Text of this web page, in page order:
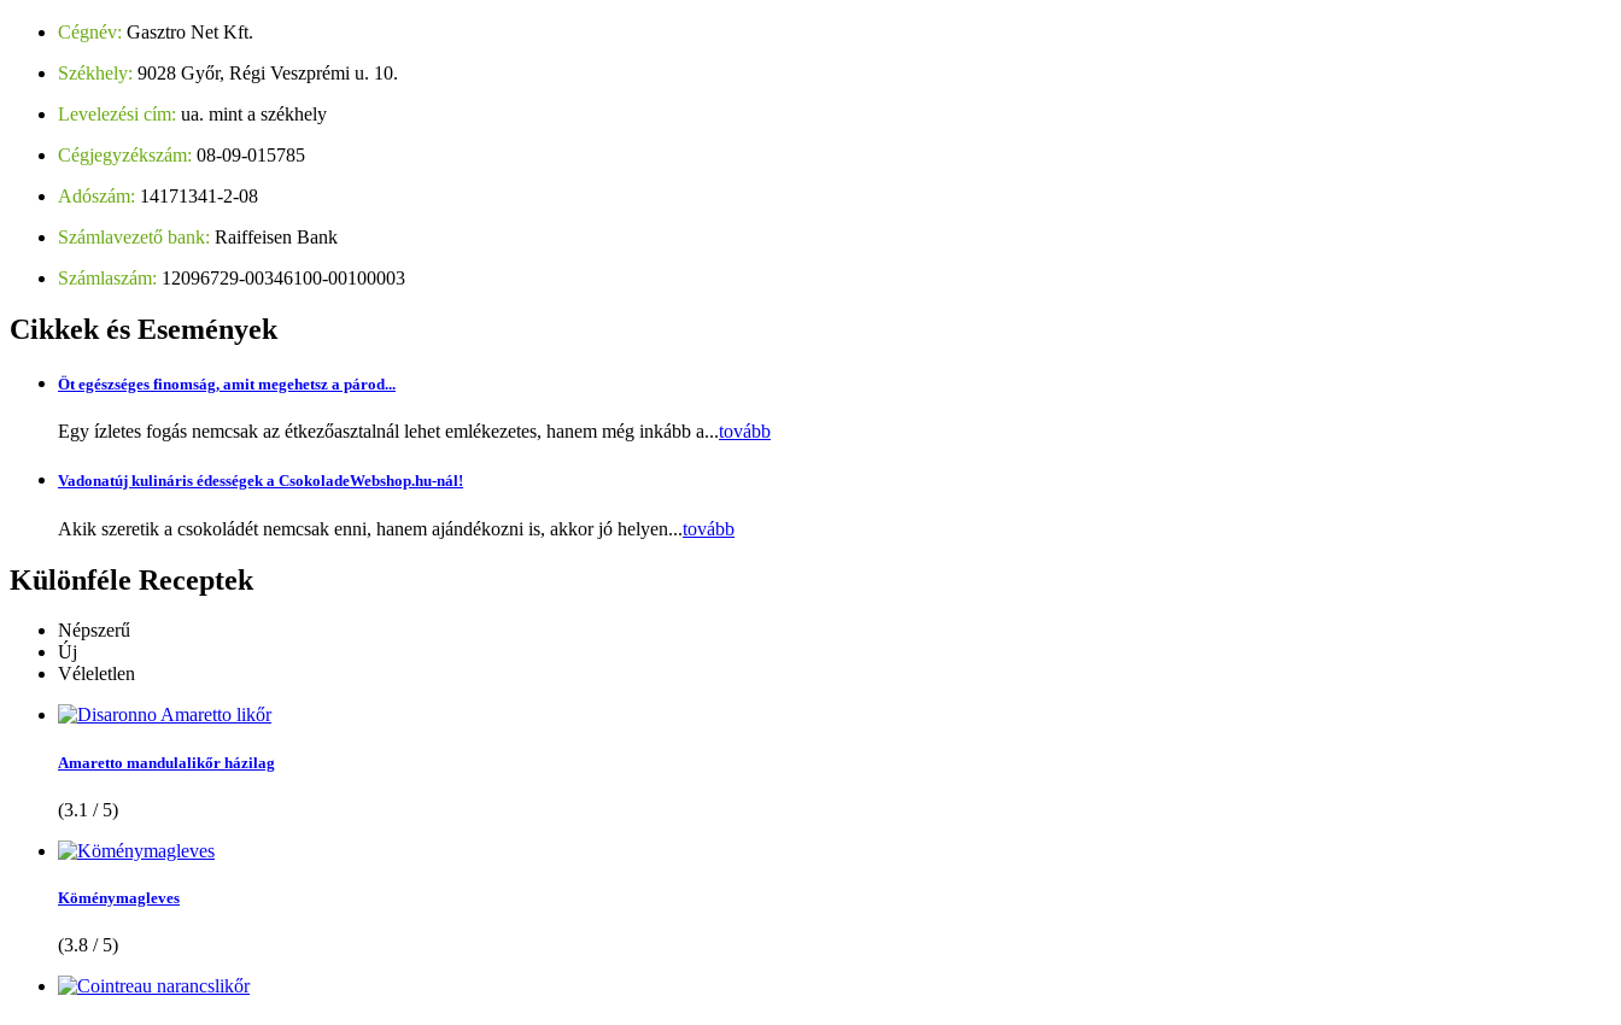
Cégnév: Gasztro Net Kft.
Székhely: 9028 Győr, Régi Veszprémi u. 10.
Levelezési cím: ua. mint a székhely
Cégjegyzékszám: 08-09-015785
Adószám: 14171341-2-08
Számlavezető bank: Raiffeisen Bank
Számlaszám: 12096729-00346100-00100003
Cikkek és Események
Öt egészséges finomság, amit megehetsz a párod...
Egy ízletes fogás nemcsak az étkezőasztalnál lehet emlékezetes, hanem még inkább a...tovább
Vadonatúj kulináris édességek a CsokoladeWebshop.hu-nál!
Akik szeretik a csokoládét nemcsak enni, hanem ajándékozni is, akkor jó helyen...tovább
Különféle Receptek
Népszerű
Új
Véleletlen
Amaretto mandulalikőr házilag
(3.1 / 5)
Köménymagleves
(3.8 / 5)